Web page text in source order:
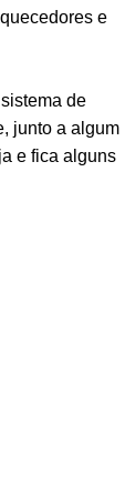
e
de
junto a algum
e fica alguns